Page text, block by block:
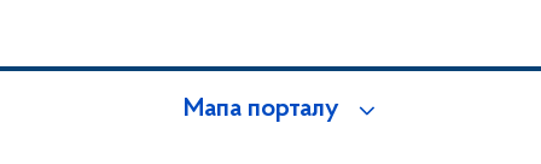
Мапа порталу